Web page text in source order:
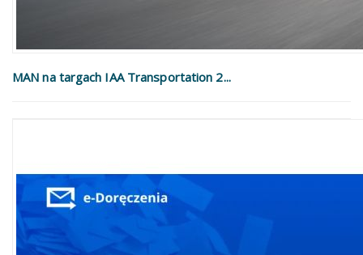
MAN na targach IAA Transportation 2...